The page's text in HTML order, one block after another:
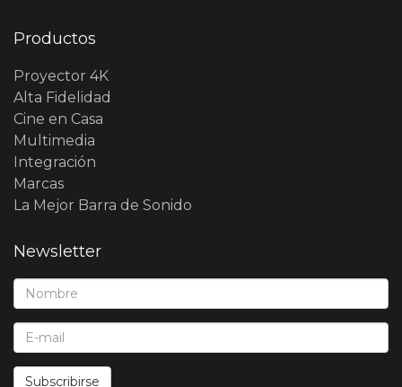
Productos
Proyector 4K
Alta Fidelidad
Cine en Casa
Multimedia
Integración
Marcas
La Mejor Barra de Sonido
Newsletter
Nombre*:
E-Mail*:
Subscribirse